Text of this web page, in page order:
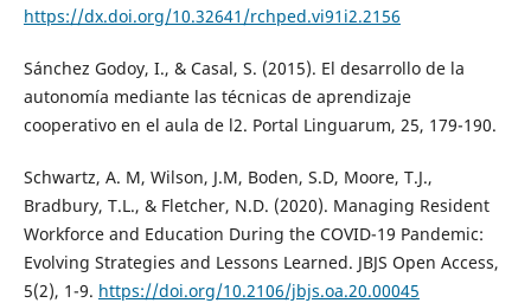
https://dx.doi.org/10.32641/rchped.vi91i2.2156
Sánchez Godoy, I., & Casal, S. (2015). El desarrollo de la
autonomía mediante las técnicas de aprendizaje
cooperativo en el aula de l2. Portal Linguarum, 25, 179-190.
Schwartz, A. M, Wilson, J.M, Boden, S.D, Moore, T.J.,
Bradbury, T.L., & Fletcher, N.D. (2020). Managing Resident
Workforce and Education During the COVID-19 Pandemic:
Evolving Strategies and Lessons Learned. JBJS Open Access,
5(2), 1-9. https://doi.org/10.2106/jbjs.oa.20.00045